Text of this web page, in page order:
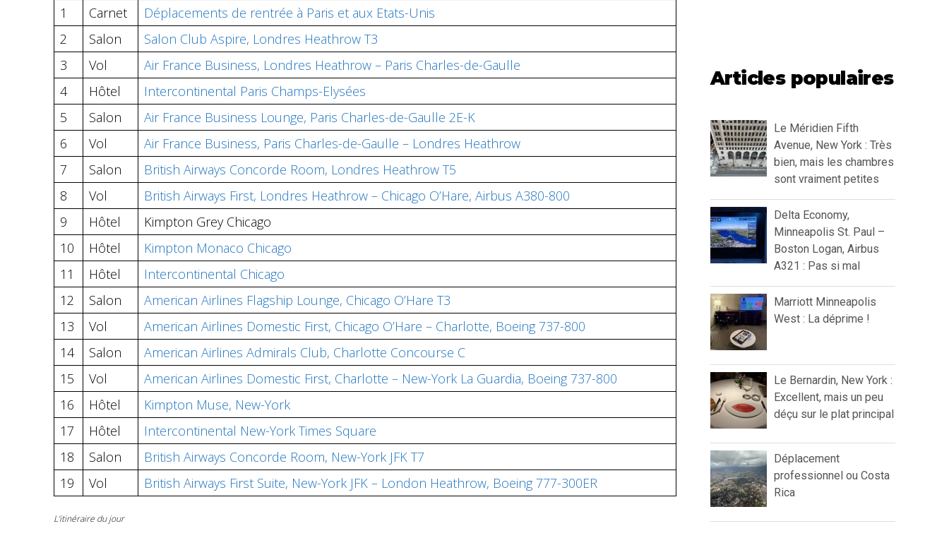
1
Carnet
Déplacements de rentrée à Paris et aux Etats-Unis
2
Salon
Salon Club Aspire, Londres Heathrow T3
3
Vol
Air France Business, Londres Heathrow – Paris Charles-de-Gaulle
4
Hôtel
Intercontinental Paris Champs-Elysées
5
Salon
Air France Business Lounge, Paris Charles-de-Gaulle 2E-K
6
Vol
Air France Business, Paris Charles-de-Gaulle – Londres Heathrow
7
Salon
British Airways Concorde Room, Londres Heathrow T5
8
Vol
British Airways First, Londres Heathrow – Chicago O’Hare, Airbus A380-800
9
Hôtel
Kimpton Grey Chicago
10
Hôtel
Kimpton Monaco Chicago
11
Hôtel
Intercontinental Chicago
12
Salon
American Airlines Flagship Lounge, Chicago O’Hare T3
13
Vol
American Airlines Domestic First, Chicago O’Hare – Charlotte, Boeing 737-800
14
Salon
American Airlines Admirals Club, Charlotte Concourse C
15
Vol
American Airlines Domestic First, Charlotte – New-York La Guardia, Boeing 737-800
16
Hôtel
Kimpton Muse, New-York
17
Hôtel
Intercontinental New-York Times Square
18
Salon
British Airways Concorde Room, New-York JFK T7
19
Vol British Airways First Suite, New-York JFK – London Heathrow, Boeing 777-300ER
L’itinéraire du jour
Articles populaires
Le Méridien Fifth
Avenue, New York : Très
bien, mais les chambres
sont vraiment petites
Delta Economy,
Minneapolis St. Paul –
Boston Logan, Airbus
A321 : Pas si mal
Marriott Minneapolis
West : La déprime !
Le Bernardin, New York :
Excellent, mais un peu
déçu sur le plat principal
Déplacement
professionnel ou Costa
Rica